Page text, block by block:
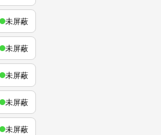
未屏蔽
未屏蔽
未屏蔽
未屏蔽
未屏蔽